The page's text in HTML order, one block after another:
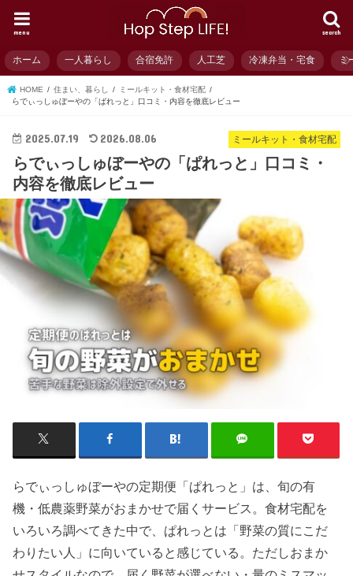
search
menu
ホーム 一人暮らし 合宿免許 人工芝 冷凍弁当・宅食 ミ
HOME 住まい、暮らし
ミールキット・食材宅配
らでぃっしゅぼーやの「ぱれっと」口コミ・内容を徹底レビュー
ミールキット・食材宅配
2025.07.19 2026.08.06
らでぃっしゅぼーやの「ぱれっと」口コミ・
内容を徹底レビュー
らでぃっしゅぼーやの定期便「ぱれっと」は、旬の有
機・低農薬野菜がおまかせで届くサービス。食材宅配を
いろいろ調べてきた中で、ぱれっとは「野菜の質にこだ
わりたい人」に向いていると感じている。ただしおまか